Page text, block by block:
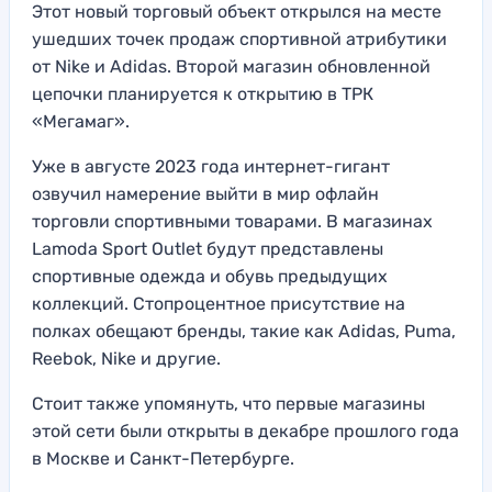
Этот новый торговый объект открылся на месте
ушедших точек продаж спортивной атрибутики
от Nike и Adidas. Второй магазин обновленной
цепочки планируется к открытию в ТРК
«Мегамаг».
Уже в августе 2023 года интернет-гигант
озвучил намерение выйти в мир офлайн
торговли спортивными товарами. В магазинах
Lamoda Sport Outlet будут представлены
спортивные одежда и обувь предыдущих
коллекций. Стопроцентное присутствие на
полках обещают бренды, такие как Adidas, Puma,
Reebok, Nike и другие.
Стоит также упомянуть, что первые магазины
этой сети были открыты в декабре прошлого года
в Москве и Санкт-Петербурге.